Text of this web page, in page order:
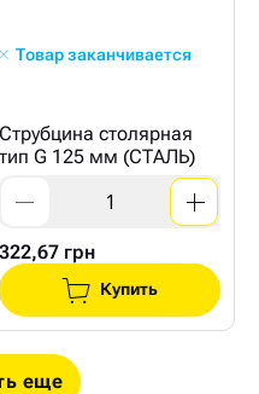
Товар заканчивается
Струбцина столярная
тип G 125 мм (СТАЛЬ)
322,67 грн
Купить
еще